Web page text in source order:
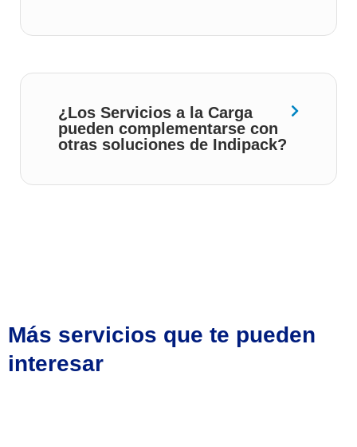
¿Los Servicios a la Carga
pueden complementarse con
otras soluciones de Indipack?
Más servicios que te pueden
interesar